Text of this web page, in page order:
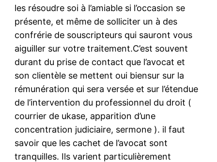
les résoudre soi à l’amiable si l’occasion se
présente, et même de solliciter un à des
confrérie de souscripteurs qui sauront vous
aiguiller sur votre traitement.C’est souvent
durant du prise de contact que l’avocat et
son clientèle se mettent oui biensur sur la
rémunération qui sera versée et sur l’étendue
de l’intervention du professionnel du droit (
courrier de ukase, apparition d’une
concentration judiciaire, sermone ). il faut
savoir que les cachet de l’avocat sont
tranquilles. Ils varient particulièrement